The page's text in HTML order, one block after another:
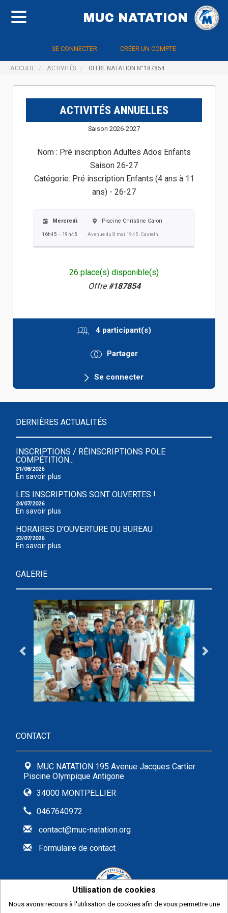
MUC NATATION
SE CONNECTER CRÉER UN COMPTE
ACCUEIL ACTIVITÉS OFFRE NATATION N°187854
ACTIVITÉS ANNUELLES
Saison 2026-2027
Nom : Pré inscription Adultes Ados Enfants
Saison 26-27
Catégorie: Pré inscription Enfants (4 ans à 11
ans) - 26-27
Mercredi
16h45 – 19h45
Piscine Christine Caron
26 place(s) disponible(s)
Offre#187854
4 participant(s)
Partager
Se connecter
DERNIÈRES ACTUALITÉS
INSCRIPTIONS / RÉINSCRIPTIONS POLE
COMPÉTITION...
31/08/2026
En savoir plus
LES INSCRIPTIONS SONT OUVERTES !
24/07/2026
En savoir plus
HORAIRES D'OUVERTURE DU BUREAU
23/07/2026
En savoir plus
GALERIE
CONTACT
MUC NATATION 195 Avenue Jacques Cartier
Piscine Olympique Antigone
34000 MONTPELLIER
0467640972
contact@muc-natation.org
Formulaire de contact
Utilisation de cookies
Nous avons recours à l'utilisation de cookies afin de vous permettre une